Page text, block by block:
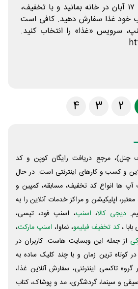
GFF4A147 اعتبار: تا ۱۷ آبان در خانه بمانید و با تخفیف،
خود غذا سفارش دهید. کافی است
سرویس «غذا» را انتخاب کنید.
2
3
4
چنل)، مرجع دریافت رایگان کوپن و کد
و کسب و‌ کارهای اینترنتی است. در حال
آپ ها انواع کد تخفیف، مسابقه، کمپین و
اپلیکیشن و مراکز خدمات آنلاین را به
دیجی کالا، اسنپ، اسنپ فود، تپسی،
،کد تخفیف فیلیمو، نماوا، اسنپ مارکت،
از جمله این وبسایت ‌هاست. کاربران در
کوتاه ترین زمان و با چند کلیک ساده به
تاکسی اینترنتی، سفارش آنلاین غذا،
و سینما، گردشگری، مد و پوشاک، کتاب